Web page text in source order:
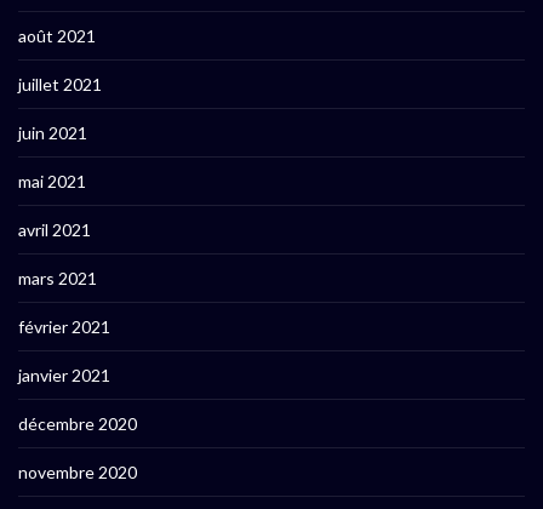
août 2021
juillet 2021
juin 2021
mai 2021
avril 2021
mars 2021
février 2021
janvier 2021
décembre 2020
novembre 2020